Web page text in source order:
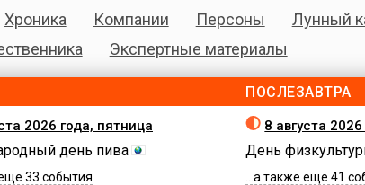
Хроника Компании Персоны
Лунный
Экспертные материалы
2026 года, пятница
день пива
еще 33 события
ПОСЛЕЗАВТРА
8 августа
День
...а также еще 41